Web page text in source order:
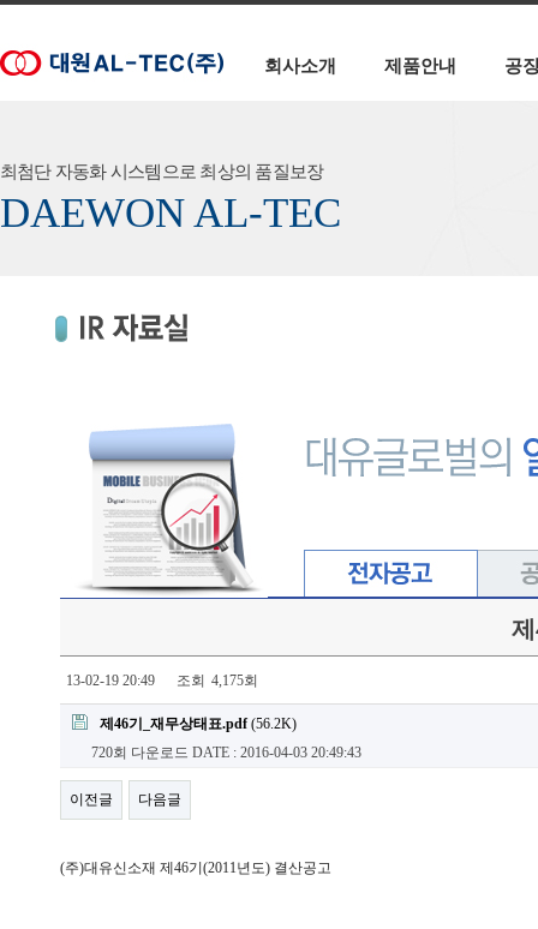
회사소개 제품안내 공
최첨단 자동화 시스템으로 최상의 품질보장
DAEWON AL-TEC
13-02-19 20:49 조회 4,175회
제46기_재무상태표.pdf(56.2K)
720회 다운로드 DATE : 2016-04-03 20:49:43
이전글 다음글
(주)대유신소재 제46기(2011년도) 결산공고